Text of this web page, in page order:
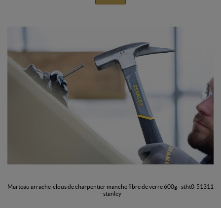
marteau arrache-clous de charpentier manche fibre de verre 600g - stht0-51311
- stanley